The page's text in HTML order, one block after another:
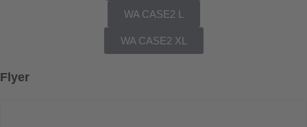
WA CASE2 L
WA CASE2 XL
Flyer